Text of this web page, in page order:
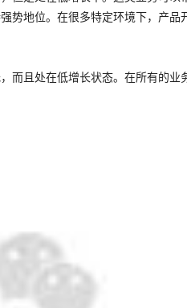
势地位。在很多特定环境下，产
而且处在低增长状态。在所有的